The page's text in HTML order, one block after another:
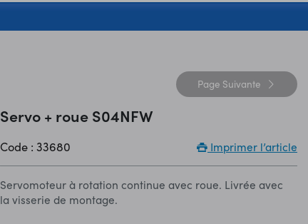
Page Suivante
Servo + roue S04NFW
Code : 33680 Imprimer l’article
Servomoteur à rotation continue avec roue. Livrée avec
la visserie de montage.